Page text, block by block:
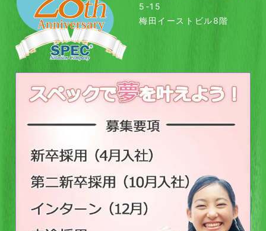
5-15
梅田イーストビル8階